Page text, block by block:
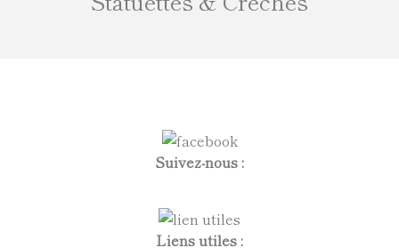
Suivez-nous :
Liens utiles :